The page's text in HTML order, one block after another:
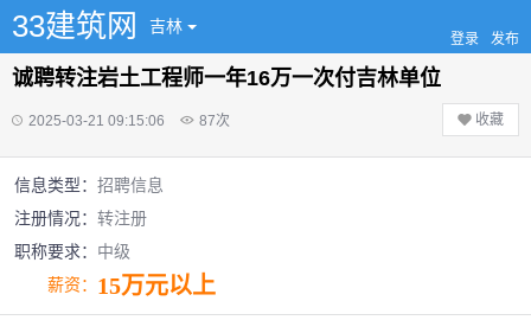
33建筑网 吉林
登录 发布
诚聘转注岩土工程师一年16万一次付吉林单位
2025-03-21 09:15:06 87次 收藏
信息类型： 招聘信息
注册情况： 转注册
职称要求： 中级
薪资： 15万元以上